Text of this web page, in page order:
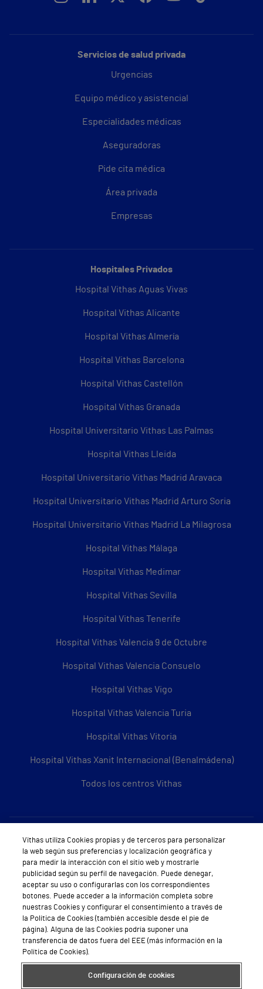
Servicios de salud privada
Urgencias
Equipo médico y asistencial
Especialidades médicas
Aseguradoras
Pide cita médica
Área privada
Empresas
Hospitales Privados
Hospital Vithas Aguas Vivas
Hospital Vithas Alicante
Hospital Vithas Almería
Hospital Vithas Barcelona
Hospital Vithas Castellón
Hospital Vithas Granada
Hospital Universitario Vithas Las Palmas
Hospital Vithas Lleida
Hospital Universitario Vithas Madrid Aravaca
Hospital Universitario Vithas Madrid Arturo Soria
Hospital Universitario Vithas Madrid La Milagrosa
Hospital Vithas Málaga
Hospital Vithas Medimar
Hospital Vithas Sevilla
Hospital Vithas Tenerife
Hospital Vithas Valencia 9 de Octubre
Hospital Vithas Valencia Consuelo
Hospital Vithas Vigo
Hospital Vithas Valencia Turia
Hospital Vithas Vitoria
Hospital Vithas Xanit Internacional (Benalmádena)
Todos los centros Vithas
Sobre Vithas
Quiénes somos
Trabajar en Vithas
Teléfono Cita Médica
Teléfono Atención al Cliente
Política de seguridad y salud en el trabajo
Conoce a Supervita
Vithas utiliza Cookies propias y de terceros para personalizar
la web según sus preferencias y localización geográfica y
para medir la interacción con el sitio web y mostrarle
publicidad según su perfil de navegación. Puede denegar,
aceptar su uso o configurarlas con los correspondientes
botones. Puede acceder a la información completa sobre
nuestras Cookies y configurar el consentimiento a través de
la Política de Cookies (también accesible desde el pie de
página). Alguna de las Cookies podría suponer una
transferencia de datos fuera del EEE (más información en la
Política de Cookies).
Configuración de cookies